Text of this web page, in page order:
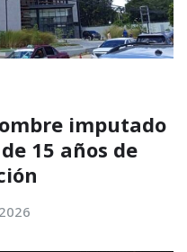
imputado
15 años de